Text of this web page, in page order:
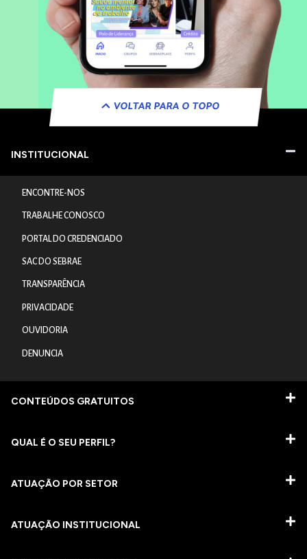
VOLTAR PARA O TOPO
INSTITUCIONAL
ENCONTRE-NOS
TRABALHE CONOSCO
PORTAL DO CREDENCIADO
SAC DO SEBRAE
TRANSPARÊNCIA
PRIVACIDADE
OUVIDORIA
DENUNCIA
CONTEÚDOS GRATUITOS
QUAL É O SEU PERFIL?
ATUAÇÃO POR SETOR
ATUAÇÃO INSTITUCIONAL